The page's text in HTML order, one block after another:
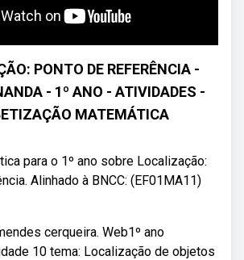
PONTO DE REFERÊNCIA -
- 1º ANO - ATIVIDADES -
MATEMÁTICA
para o 1º ano sobre Localização:
Alinhado à BNCC: (EF01MA11)
cerqueira. Web1º ano
10 tema: Localização de objetos